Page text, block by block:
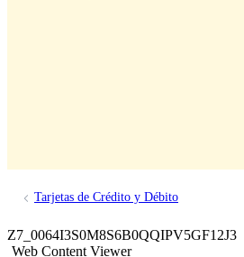
Tarjetas de Crédito y Débito
Z7_0064I3S0M8S6B0QQIPV5GF12J3
Web Content Viewer